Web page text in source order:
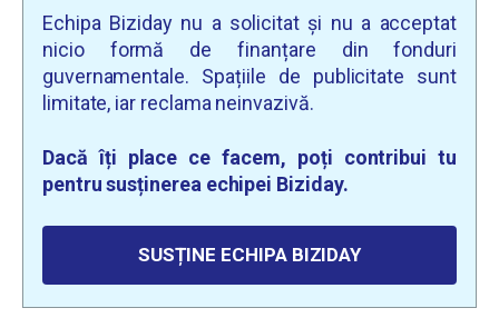
Echipa Biziday nu a solicitat și nu a acceptat
nicio formă de finanțare din fonduri
guvernamentale. Spațiile de publicitate sunt
limitate, iar reclama neinvazivă.
Dacă îți place ce facem, poți contribui tu
pentru susținerea echipei Biziday.
SUSȚINE ECHIPA BIZIDAY